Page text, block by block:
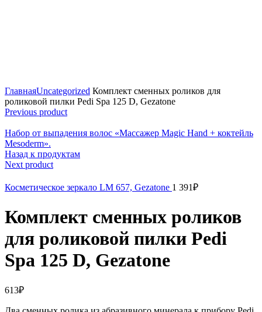
ГлавнаяUncategorized Комплект сменных роликов для
роликовой пилки Pedi Spa 125 D, Gezatone
Previous product
Набор от выпадения волос «Массажер Magic Hand + коктейль
Mesoderm».
Назад к продуктам
Next product
Косметическое зеркало LM 657, Gezatone 1 391₽
Комплект сменных роликов
для роликовой пилки Pedi
Spa 125 D, Gezatone
613₽